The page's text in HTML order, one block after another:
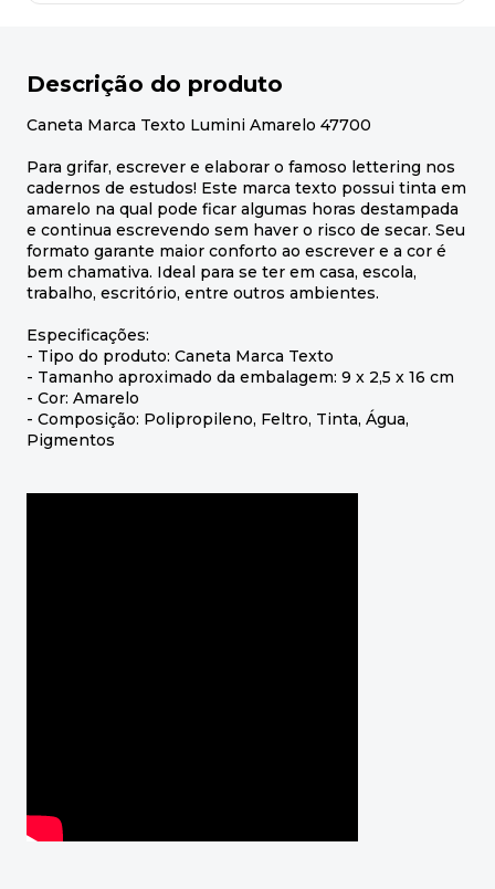
Descrição do produto
Caneta Marca Texto Lumini Amarelo 47700
Para grifar, escrever e elaborar o famoso lettering nos
cadernos de estudos! Este marca texto possui tinta em
amarelo na qual pode ficar algumas horas destampada
e continua escrevendo sem haver o risco de secar. Seu
formato garante maior conforto ao escrever e a cor é
bem chamativa. Ideal para se ter em casa, escola,
trabalho, escritório, entre outros ambientes.
Especificações:
- Tipo do produto: Caneta Marca Texto
- Tamanho aproximado da embalagem: 9 x 2,5 x 16 cm
- Cor: Amarelo
- Composição: Polipropileno, Feltro, Tinta, Água,
Pigmentos